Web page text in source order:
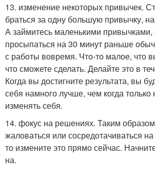
13. изменение некоторых привычек.
браться за одну большую привычку,
А займитесь маленькими
просыпаться на 30 минут раньше
с работы вовремя. Что-то малое, что
что сможете сделать. Делайте это в
Когда вы достигните результата, вы
себя намного лучше, чем когда только
изменять себя.
14. фокус на решениях. Таким
жаловаться или сосредотачиваться
то измените это прямо сейчас.
на.